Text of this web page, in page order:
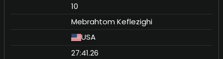
10
Mebrahtom Keflezighi
USA
27:41.26